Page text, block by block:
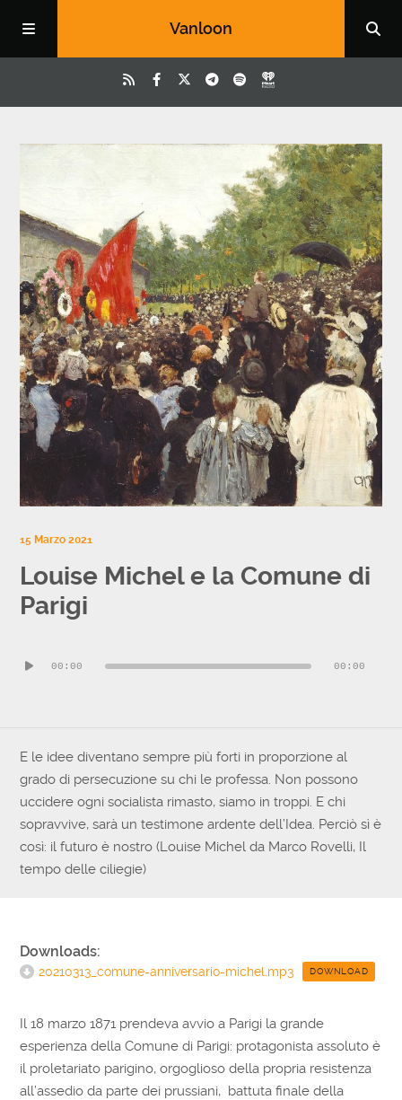
Vanloon
15 Marzo 2021
Louise Michel e la Comune di
Parigi
Player00:00 00:00
E le idee diventano sempre più forti in proporzione al
grado di persecuzione su chi le professa. Non possono
uccidere ogni socialista rimasto, siamo in troppi. E chi
sopravvive, sarà un testimone ardente dell’Idea. Perciò sì è
così: il futuro è nostro (Louise Michel da Marco Rovelli, Il
tempo delle ciliegie)
Downloads:
20210313_comune-anniversario-michel.mp3 DOWNLOAD
Il 18 marzo 1871 prendeva avvio a Parigi la grande
esperienza della Comune di Parigi: protagonista assoluto è
il proletariato parigino, orgoglioso della propria resistenza
all’assedio da parte dei prussiani, battuta finale della